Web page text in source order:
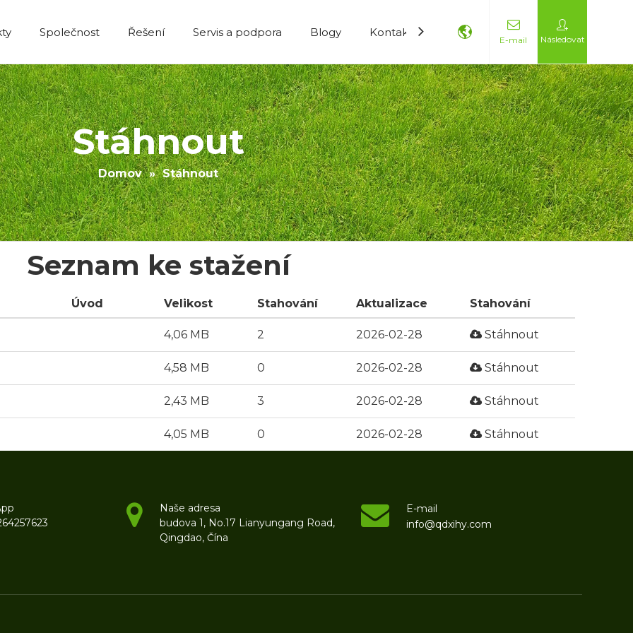
Společnost Řešení Servis a podpora Blogy Kontaktujte nás
E-mail Následovat
Stáhnout
Domov » Stáhnout
Seznam ke stažení
Úvod Velikost Stahování Aktualizace Stahování
4,06 MB 2 2026-02-28 Stáhnout
4,58 MB 0 2026-02-28 Stáhnout
2,43 MB 3 2026-02-28 Stáhnout
4,05 MB 0 2026-02-28 Stáhnout
Naše adresa
budova 1, No.17 Lianyungang Road,
Qingdao, Čína
E-mail
info@qdxihy.com